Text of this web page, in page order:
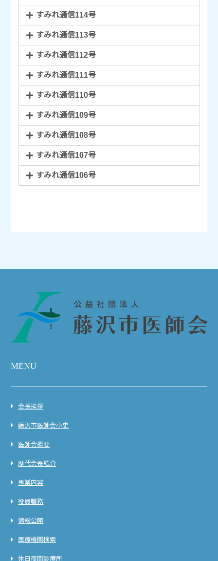
すみれ通信114号
すみれ通信113号
すみれ通信112号
すみれ通信111号
すみれ通信110号
すみれ通信109号
すみれ通信108号
すみれ通信107号
すみれ通信106号
MENU
会長挨拶
藤沢市医師会小史
医師会概要
歴代会長紹介
事業内容
役員職務
情報公開
医療機関検索
休日夜間診療所